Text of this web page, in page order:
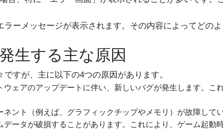
ーメッセージが表示されます。その内容によってどの
生する主な原因
すが、主に以下の4つの原因があります。
ウェアのアップデートに伴い、新しいバグが発生します。こ
ネント（例えば、グラフィックチップやメモリ）が故障して
データが破損することがあります。これにより、ゲーム起動